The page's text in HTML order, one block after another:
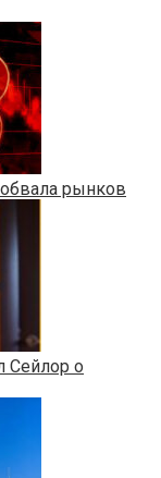
рынков
Сейлор о